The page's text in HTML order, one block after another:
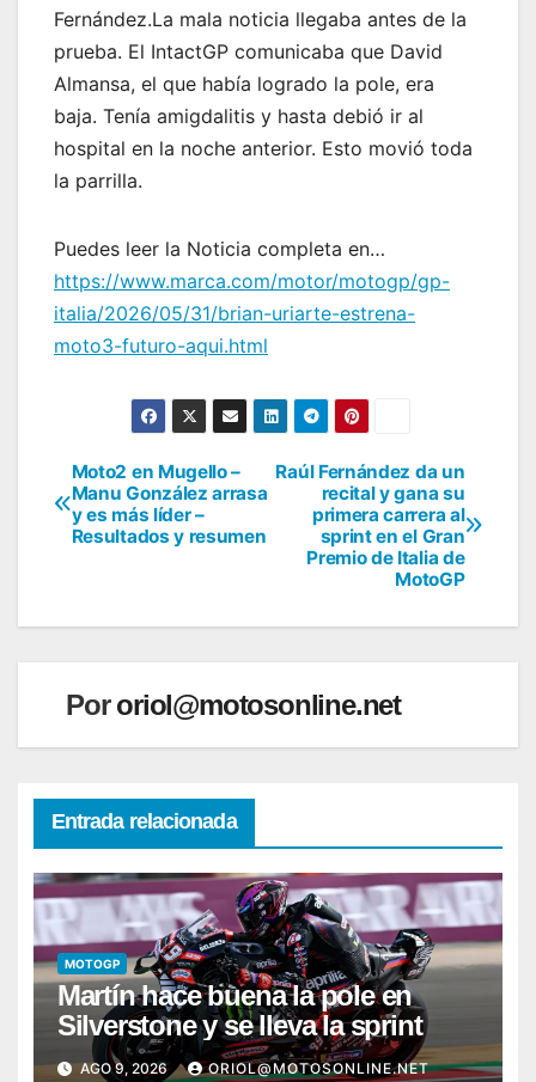
Fernández.La mala noticia llegaba antes de la
prueba. El IntactGP comunicaba que David
Almansa, el que había logrado la pole, era
baja. Tenía amigdalitis y hasta debió ir al
hospital en la noche anterior. Esto movió toda
la parrilla.
Puedes leer la Noticia completa en…
https://www.marca.com/motor/motogp/gp-
italia/2026/05/31/brian-uriarte-estrena-
moto3-futuro-aqui.html
Navegación
de
Raúl Fernández da un
recital y gana su
primera carrera al
sprint en el Gran
Premio de Italia de
MotoGP
Moto2 en Mugello –
Manu González arrasa
y es más líder –
Resultados y resumen
Pororiol@motosonline.net
Entrada relacionada
MOTOGP
Martín hace buena la pole en
Silverstone y se lleva la sprint
AGO 9, 2026 ORIOL@MOTOSONLINE.NET